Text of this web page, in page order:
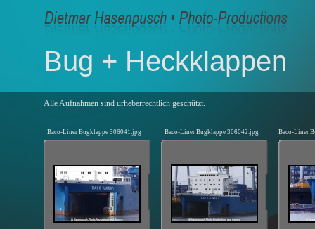
Bug + Heckklappen
Alle Aufnahmen sind urheberrechtlich geschützt.
Baco-Liner Bugklappe 306041.jpg Baco-Liner Bugklappe 306042.jpg Baco-Liner